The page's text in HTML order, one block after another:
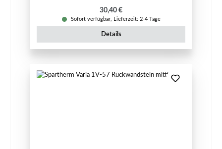
Regulärer Preis:
30,40 €
Sofort verfügbar, Lieferzeit: 2-4 Tage
Details